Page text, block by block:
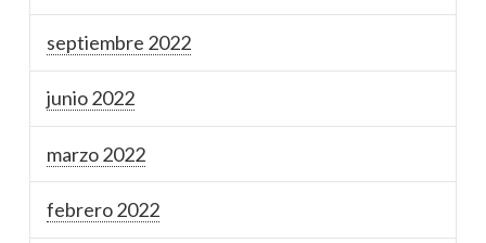
septiembre 2022
junio 2022
marzo 2022
febrero 2022